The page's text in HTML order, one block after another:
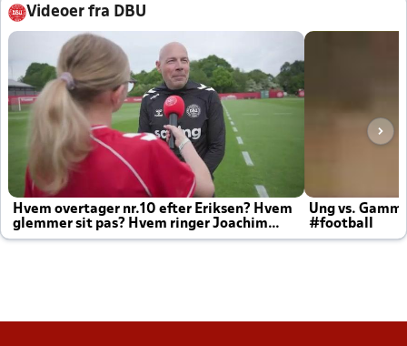
Videoer fra DBU
Hvem overtager nr.10 efter Eriksen? Hvem
glemmer sit pas? Hvem ringer Joachim
altid til efter kampe?
Ung vs.
#football